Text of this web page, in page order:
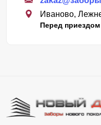
Иваново,
Перед